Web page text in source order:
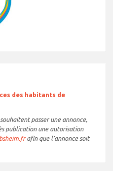
des habitants de
passer une annonce,
publication une autorisation
afin que l’annonce soit